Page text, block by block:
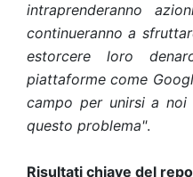
intraprenderanno
continueranno a
estorcere loro
piattaforme come
campo per unirsi a
questo problema".
Risultati chiave del